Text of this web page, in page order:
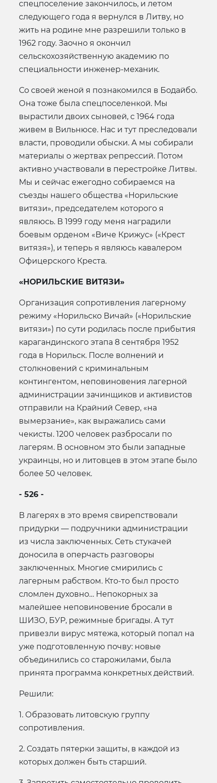
спецпоселение закончилось, и летом
следующего года я вернулся в Литву, но
жить на родине мне разрешили только в
1962 году. Заочно я окончил
сельскохозяйственную академию по
специальности инженер-механик.
Со своей женой я познакомился в Бодайбо.
Она тоже была спецпоселенкой. Мы
вырастили двоих сыновей, с 1964 года
живем в Вильнюсе. Нас и тут преследовали
власти, проводили обыски. А мы собирали
материалы о жертвах репрессий. Потом
активно участвовали в перестройке Литвы.
Мы и сейчас ежегодно собираемся на
съезды нашего общества «Норильские
витязи», председателем которого я
являюсь. В 1999 году меня наградили
боевым орденом «Виче Крижус» («Крест
витязя»), и теперь я являюсь кавалером
Офицерского Креста.
«НОРИЛЬСКИЕ ВИТЯЗИ»
Организация сопротивления лагерному
режиму «Норильско Вичай» («Норильские
витязи») по сути родилась после прибытия
карагандинского этапа 8 сентября 1952
года в Норильск. После волнений и
столкновений с криминальным
контингентом, неповиновения лагерной
администрации зачинщиков и активистов
отправили на Крайний Север, «на
вымерзание», как выражались сами
чекисты. 1200 человек разбросали по
лагерям. В основном это были западные
украинцы, но и литовцев в этом этапе было
более 50 человек.
- 526 -
В лагерях в это время свирепствовали
придурки — подручники администрации
из числа заключенных. Сеть стукачей
доносила в оперчасть разговоры
заключенных. Многие смирились с
лагерным рабством. Кто-то был просто
сломлен духовно… Непокорных за
малейшее неповиновение бросали в
ШИЗО, БУР, режимные бригады. А тут
привезли вирус мятежа, который попал на
уже подготовленную почву: новые
объединились со старожилами, была
принята программа конкретных действий.
Решили:
1. Образовать литовскую группу
сопротивления.
2. Создать пятерки защиты, в каждой из
которых должен быть старший.